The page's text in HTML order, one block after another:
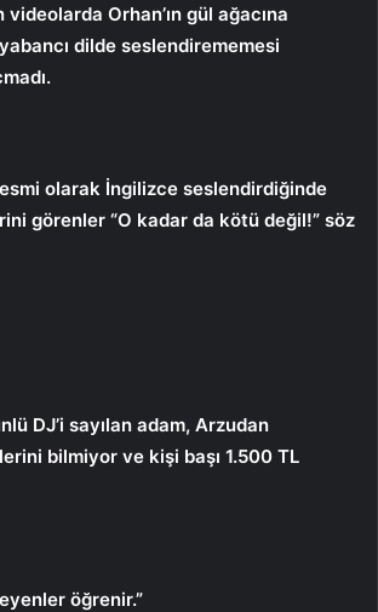
videolarda Orhan’ın gül ağacına
dilde seslendirememesi
olarak İngilizce seslendirdiğinde
görenler “O kadar da kötü değil!” söz
DJ’i sayılan adam, Arzudan
bilmiyor ve kişi başı 1.500 TL
öğrenir.”